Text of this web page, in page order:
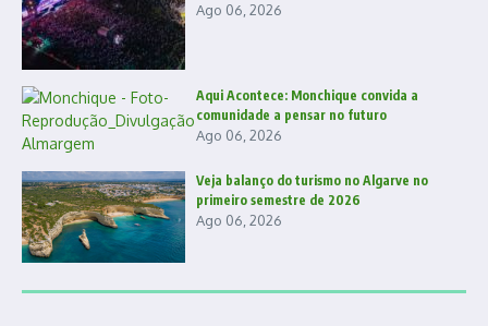
Ago 06, 2026
Aqui Acontece: Monchique convida a
comunidade a pensar no futuro
Ago 06, 2026
Veja balanço do turismo no Algarve no
primeiro semestre de 2026
Ago 06, 2026